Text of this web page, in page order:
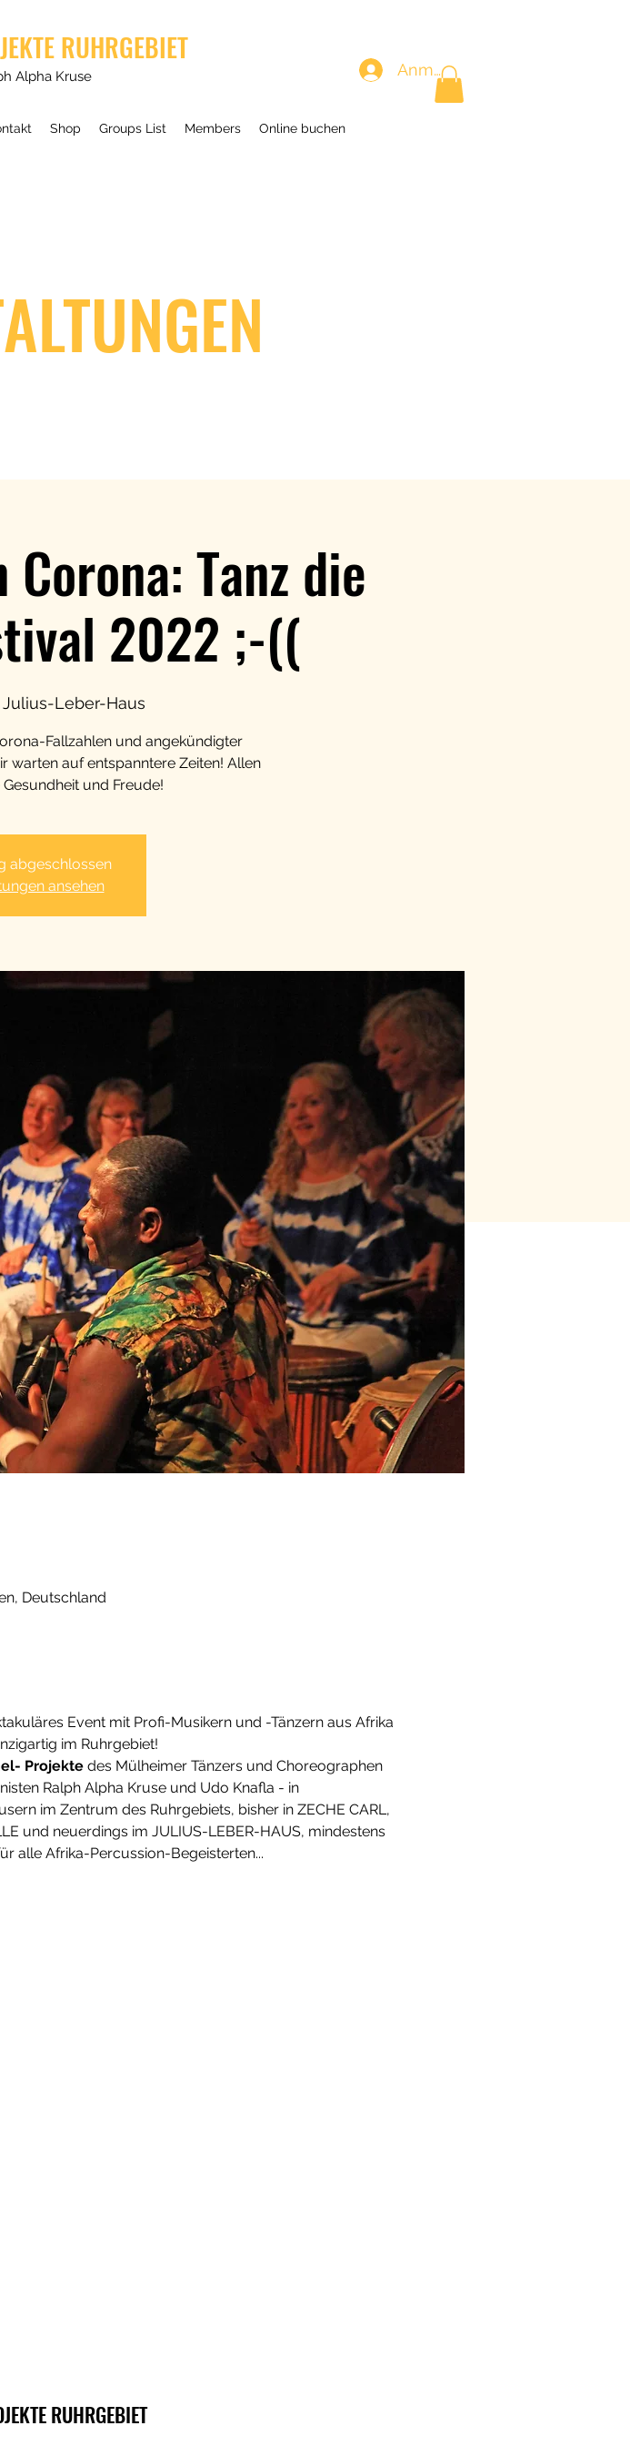
RUHRGEBIET
Alpha Kruse Anmelden
Shop Groups List Members Online buchen
Tanz die
2022 ;-((
Julius-Leber-Haus
Fallzahlen und angekündigter
warten auf entspanntere Zeiten! Allen
und Freude!
abgeschlossen
ansehen
Deutschland
Event mit Profi-Musikern und -Tänzern aus Afrika
im Ruhrgebiet!
Projekte des Mülheimer Tänzers und Choreographen
Ralph Alpha Kruse und Udo Knafla - in
im Zentrum des Ruhrgebiets, bisher in ZECHE CARL,
und neuerdings im JULIUS-LEBER-HAUS, mindestens
alle Afrika-Percussion-Begeisterten...
RUHRGEBIET